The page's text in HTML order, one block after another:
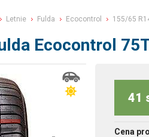
Letnie Fulda Ecocontrol 155/65
Ecocontrol
41
Cena